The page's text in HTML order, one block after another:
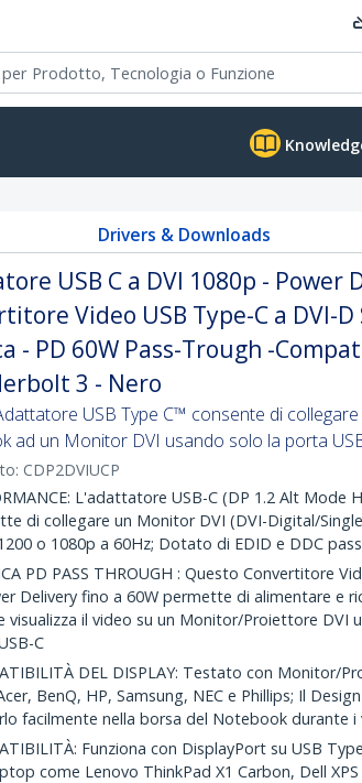
Drivers & Downloads
USB C a DVI 1080p - Power
Video USB Type-C a DVI-
- PD 60W Pass-Trough -
3 - Nero
USB Type C™ consente di
ad un Monitor DVI usando solo la porta
CDP2DVIUCP
L'adattatore USB-C (DP 1.2 Alt Mode
di collegare un Monitor DVI (DVI-Digital/
o 1080p a 60Hz; Dotato di EDID e DDC
PD PASS THROUGH : Questo Convertitore
Delivery fino a 60W permette di alimentare e
visualizza il video su un Monitor/Proiettore DVI
C
DEL DISPLAY: Testato con Monitor/
BenQ, HP, Samsung, NEC e Phillips; Il
facilmente nella borsa del Notebook durante i
Funziona con DisplayPort su USB
come Lenovo ThinkPad X1 Carbon, Dell